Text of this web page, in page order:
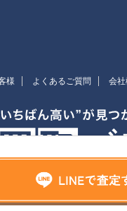
様 よくあるご質問 会
Copyright© 買取バスターズ ,